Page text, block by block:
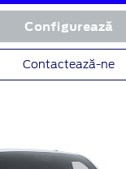
Configurează
Contactează-ne